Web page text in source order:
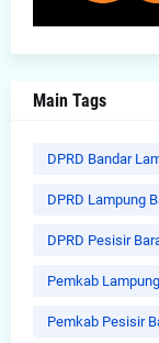
Main Tags
DPRD Bandar
DPRD Lampung
DPRD Pesisir
Pemkab
Pemkab Pesisir